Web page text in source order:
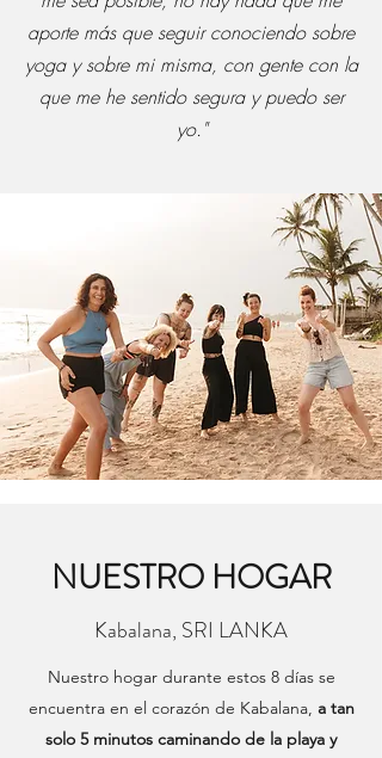
aporte más que seguir conociendo sobre
yoga y sobre mi misma, con gente con la
que me he sentido segura y puedo ser
yo."
NUESTRO HOGAR
Kabalana, SRI LANKA
Nuestro hogar durante estos 8 días se
encuentra en el corazón de Kabalana, a tan
solo 5 minutos caminando de la playa y